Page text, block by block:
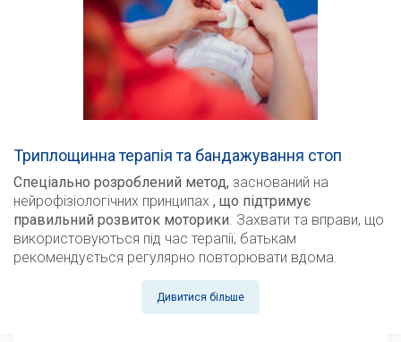
Триплощинна терапія та бандажування стоп
Спеціально розроблений метод, заснований на
нейрофізіологічних принципах , що підтримує
правильний розвиток моторики . Захвати та вправи, що
використовуються під час терапії, батькам
рекомендується регулярно повторювати вдома.
Дивитися більше